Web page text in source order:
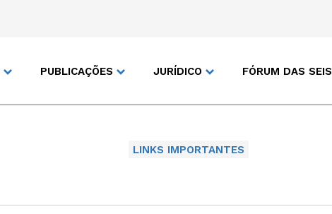
PUBLICAÇÕES JURÍDICO FÓRUM DAS SEIS
LINKS IMPORTANTES